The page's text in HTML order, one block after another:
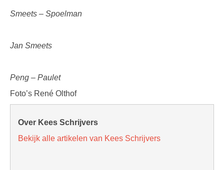
Smeets – Spoelman
Jan Smeets
Peng – Paulet
Foto’s René Olthof
Over Kees Schrijvers
Bekijk alle artikelen van Kees Schrijvers